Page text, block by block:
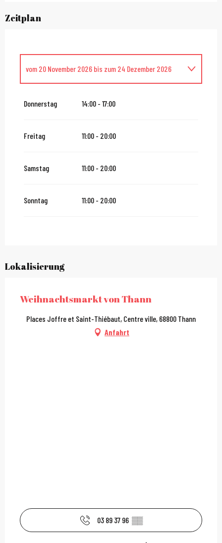
Zeitplan
vom 20 November 2026 bis zum 24 Dezember 2026
Donnerstag 14:00 - 17:00
Freitag 11:00 - 20:00
Samstag 11:00 - 20:00
Sonntag 11:00 - 20:00
Lokalisierung
Weihnachtsmarkt von Thann
Places Joffre et Saint-Thiébaut, Centre ville, 68800 Thann
Anfahrt
03 89 37 96 ▒▒